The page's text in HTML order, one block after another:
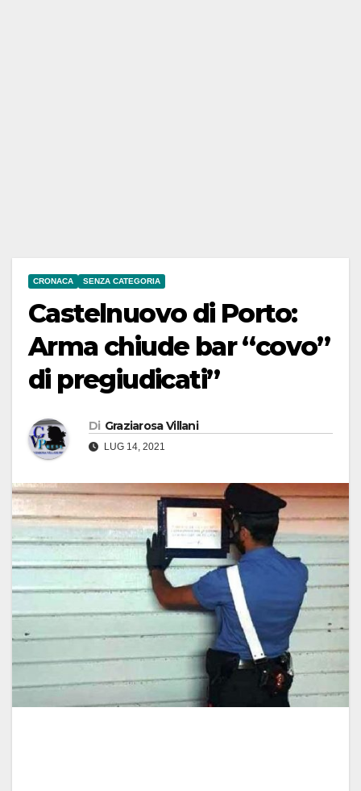
CRONACA SENZA CATEGORIA
Castelnuovo di Porto:
Arma chiude bar “covo”
di pregiudicati”
Di Graziarosa Villani
LUG 14, 2021